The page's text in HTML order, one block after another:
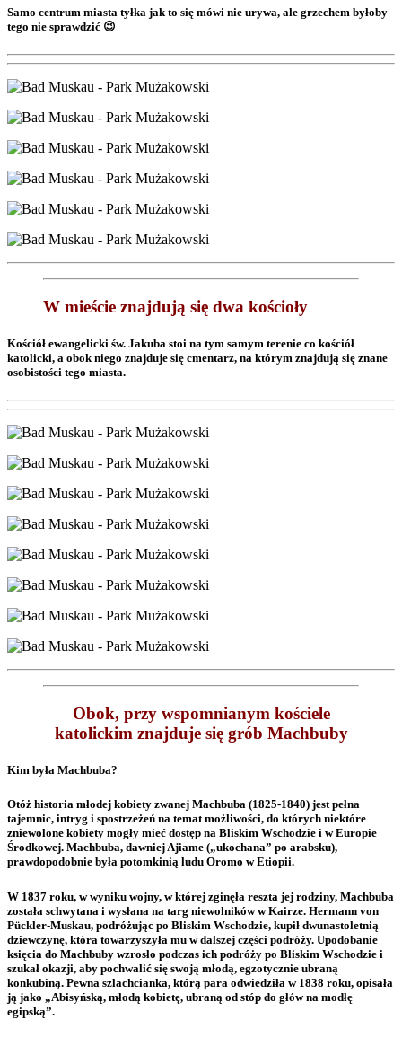
Samo centrum miasta tyłka jak to się mówi nie urywa, ale grzechem byłoby
tego nie sprawdzić 😉
W mieście znajdują się dwa kościoły
Kościół ewangelicki św. Jakuba stoi na tym samym terenie co kościół
katolicki, a obok niego znajduje się cmentarz, na którym znajdują się znane
osobistości tego miasta.
Obok, przy wspomnianym kościele
katolickim znajduje się grób Machbuby
Kim była Machbuba?
Otóż historia młodej kobiety zwanej Machbuba (1825-1840) jest pełna
tajemnic, intryg i spostrzeżeń na temat możliwości, do których niektóre
zniewolone kobiety mogły mieć dostęp na Bliskim Wschodzie i w Europie
Środkowej. Machbuba, dawniej Ajiame („ukochana” po arabsku),
prawdopodobnie była potomkinią ludu Oromo w Etiopii.
W 1837 roku, w wyniku wojny, w której zginęła reszta jej rodziny, Machbuba
została schwytana i wysłana na targ niewolników w Kairze. Hermann von
Pückler-Muskau, podróżując po Bliskim Wschodzie, kupił dwunastoletnią
dziewczynę, która towarzyszyła mu w dalszej części podróży. Upodobanie
księcia do Machbuby wzrosło podczas ich podróży po Bliskim Wschodzie i
szukał okazji, aby pochwalić się swoją młodą, egzotycznie ubraną
konkubiną. Pewna szlachcianka, którą para odwiedziła w 1838 roku, opisała
ją jako „Abisyńską, młodą kobietę, ubraną od stóp do głów na modłę
egipską”.